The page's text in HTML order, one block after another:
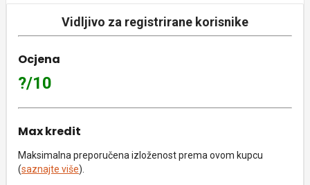
Vidljivo za registrirane korisnike
Ocjena
?/10
Max kredit
Maksimalna preporučena izloženost prema ovom kupcu
(saznajte više).